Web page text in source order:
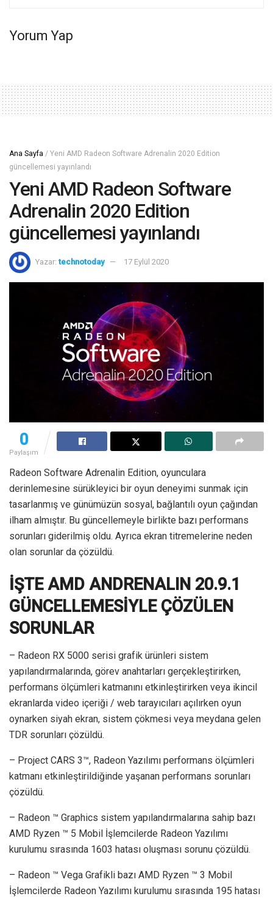
Yorum Yap
Ana Sayfa / Yeni AMD Radeon Software Adrenalin 2020 Edition
güncellemesi yayınlandı
Yeni AMD Radeon Software
Adrenalin 2020 Edition
güncellemesi yayınlandı
Yazar: technotoday 17 Eylül 2020
0
Paylaşım
Radeon Software Adrenalin Edition, oyunculara
derinlemesine sürükleyici bir oyun deneyimi sunmak için
tasarlanmış ve günümüzün sosyal, bağlantılı oyun çağından
ilham almıştır. Bu güncellemeyle birlikte bazı performans
sorunları giderilmiş oldu. Ayrıca ekran titremelerine neden
olan sorunlar da çözüldü.
İŞTE AMD ANDRENALIN 20.9.1
GÜNCELLEMESİYLE ÇÖZÜLEN
SORUNLAR
– Radeon RX 5000 serisi grafik ürünleri sistem
yapılandırmalarında, görev anahtarları gerçekleştirirken,
performans ölçümleri katmanını etkinleştirirken veya ikincil
ekranlarda video içeriği / web tarayıcıları açılırken oyun
oynarken siyah ekran, sistem çökmesi veya meydana gelen
TDR sorunları çözüldü.
– Project CARS 3™, Radeon Yazılımı performans ölçümleri
katmanı etkinleştirildiğinde yaşanan performans sorunları
çözüldü.
– Radeon ™ Graphics sistem yapılandırmalarına sahip bazı
AMD Ryzen ™ 5 Mobil İşlemcilerde Radeon Yazılımı
kurulumu sırasında 1603 hatası oluşması sorunu çözüldü.
– Radeon ™ Vega Grafikli bazı AMD Ryzen ™ 3 Mobil
İşlemcilerde Radeon Yazılımı kurulumu sırasında 195 hatası